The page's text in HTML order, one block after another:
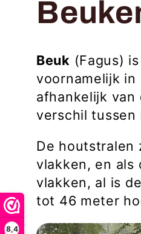
8,4
C
o
l
l
e
c
Beuk (Fagus)
voornamelijk in
afhankelijk
verschil tussen
De houtstralen
vlakken, en als
vlakken, al is
tot 46 meter